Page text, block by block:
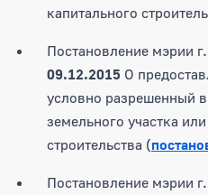
капитального
Постановление мэрии
09.12.2015 О
условно разрешенный
земельного участка
строительства (
Постановление мэрии